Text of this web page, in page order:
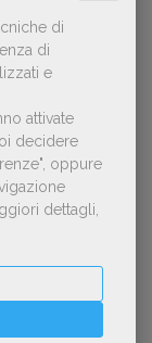
di
di
e
attivate
decidere
oppure
dettagli,
cosa
per